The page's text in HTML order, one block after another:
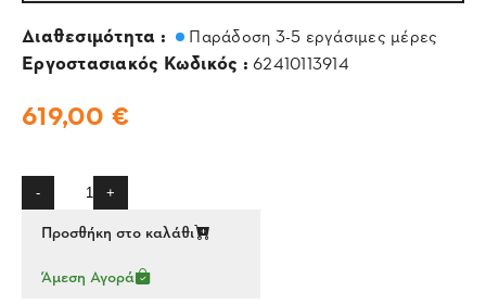
Διαθεσιμότητα : Παράδοση 3-5 εργάσιμες μέρες
Εργοστασιακός Κωδικός : 62410113914
619,00 €
- +
Προσθήκη στο καλάθι
Άμεση Αγορά